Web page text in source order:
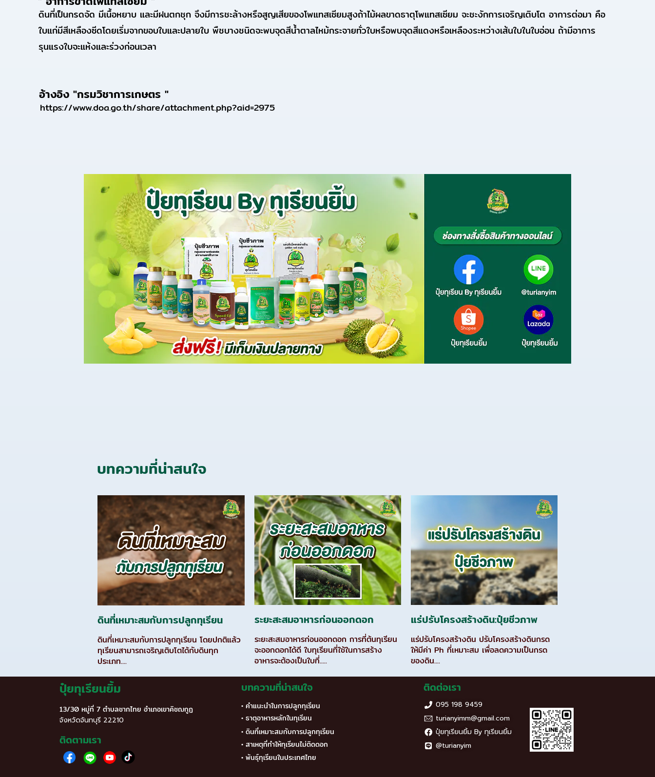
ดินที่เป็นกรดจัด มีเนื้อหยาบ และมีฝนตกชุก จึงมีการชะล้างหรือสูญเสียของโพแทสเซียมสูงถ้าไม้ผลขาดธาตุโพแทสเซียม จะชะงักการเจริญเติบโต อาการต่อมา คือ
ใบแก่มีสีเหลืองซีดโดยเริ่มจากขอบใบและปลายใบ พืชบางชนิดจะพบจุดสีน้ำตาลไหม้กระจายทั่วใบหรือพบจุดสีแดงหรือเหลืองระหว่างเส้นใบในใบอ่อน ถ้ามีอาการ
รุนแรงใบจะแห้งและร่วงก่อนเวลา
อ้างอิง "กรมวิชาการเกษตร "
https://www.doa.go.th/share/attachment.php?aid=2975
บทความที่น่าสนใจ
ดินที่เหมาะสมกับการปลูกทุเรียน
ดินที่เหมาะสมกับการปลูกทุเรียน โดยปกติแล้ว
ทุเรียนสามารถเจริญเติบโตได้กับดินทุก
ประเภท....
ระยะสะสมอาหารก่อนออกดอก
ระยะสะสมอาหารก่อนออกดอก การที่ต้นทุเรียน
จะออกดอกได้ดี ใบทุเรียนที่ใช้ในการสร้าง
อาหารจะต้องเป็นใบที่.....
แร่ปรับโครงสร้างดิน:ปุ๋ยชีวภาพ
แร่ปรับโครงสร้างดิน ปรับโครงสร้างดินกรด
ให้มีค่า Ph ที่เหมาะสม เพื่อลดความเป็นกรด
ของดิน....
ปุ๋ยทุเรียนยิ้ม
13/30 หมู่ที่ 7 ตำบลชากไทย อำเภอเขาคิชฌกูฏ
จังหวัดจันทบุรี 22210
ติดตามเรา
บทความที่น่าสนใจ
• คำแนะนำในการปลูกทุเรียน
• ธาตุอาหารหลักในทุเรียน
• ดินที่เหมาะสมกับการปลูกทุเรียน
• สาเหตุที่ทำให้ทุเรียนไม่ติดดอก
• พันธุ์ทุเรียนในประเทศไทย
ติดต่อเรา
095 198 9459
turianyimm@gmail.com
ปุ๋ยทุเรียนยิ้ม By ทุเรียนยิ้ม
@turianyim